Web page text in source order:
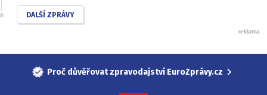
DALŠÍ ZPRÁVY
Proč důvěřovat zpravodajství EuroZprávy.cz